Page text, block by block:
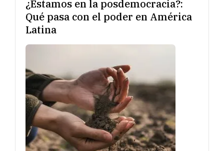
¿Estamos en la posdemocracia?:
Qué pasa con el poder en América
Latina